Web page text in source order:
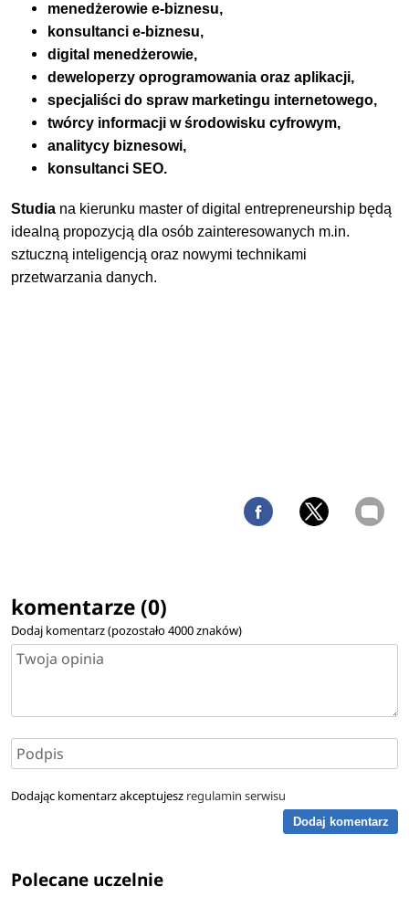
menedżerowie e-biznesu,
konsultanci e-biznesu,
digital menedżerowie,
deweloperzy oprogramowania oraz aplikacji,
specjaliści do spraw marketingu internetowego,
twórcy informacji w środowisku cyfrowym,
analitycy biznesowi,
konsultanci SEO.
Studia na kierunku master of digital entrepreneurship będą
idealną propozycją dla osób zainteresowanych m.in.
sztuczną inteligencją oraz nowymi technikami
przetwarzania danych.
komentarze (0)
Dodaj komentarz (pozostało4000znaków)
Dodając komentarz akceptujesz regulamin serwisu
Dodaj komentarz
Polecane uczelnie